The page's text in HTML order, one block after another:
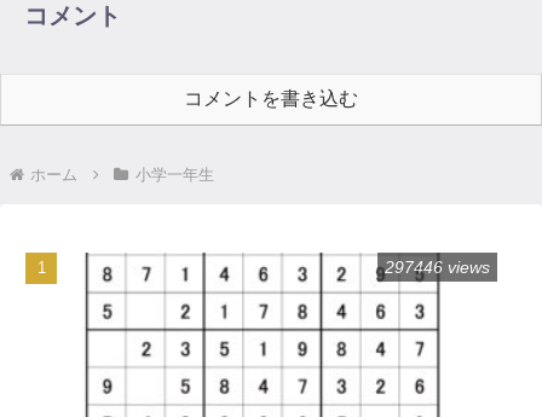
コメント
コメントを書き込む
ホーム 小学一年生
297446 views